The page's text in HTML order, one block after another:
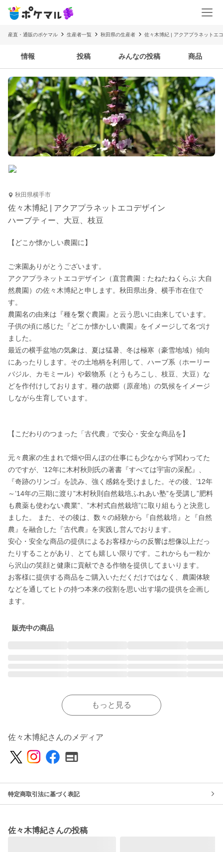
産直・通販のポケマル 生産者一覧 秋田県の生産者 佐々木博紀 | アクアプラネットエ
情報 投稿 みんなの投稿 商品
秋田県横手市
佐々木博紀 | アクアプラネットエコデザイン
ハーブティー、大豆、枝豆
【どこか懐かしい農園に】
ご来園ありがとうございます。
アクアプラネットエコデザイン（直営農園：たねたねくらぶ 大自
然農園）の佐々木博紀と申します。秋田県出身、横手市在住で
す。
農園名の由来は『種を繋ぐ農園』と云う思いに由来しています。
子供の頃に感じた『どこか懐かしい農園』をイメージして名づけ
ました。
最近の横手盆地の気象は、夏は猛暑、冬は極寒（豪雪地域）傾向
にあったりします。その土地柄を利用して、ハーブ系（ホーリー
バジル、カモミール）や穀物系（とうもろこし、枝豆、大豆）な
どを作付けしております。種の故郷（原産地）の気候をイメージ
しながら生育しています。
【こだわりのつまった「古代農」で安心・安全な商品を】
元々農家の生まれで畑や田んぼの仕事にも少なからず関わってた
のですが、’12年に木村秋則氏の著書『すべては宇宙の采配』、
『奇跡のリンゴ』を読み、強く感銘を受けました。その後、’12年
～’14年の三期に渡り”木村秋則自然栽培ふれあい塾”を受講し”肥料
も農薬も使わない農業”、”木村式自然栽培”に取り組もうと決意し
ました。 また、その後は、数々の経験から『自然栽培』と『自然
農』を融合した『古代農』を実践し営んでおります。
安心・安全な商品の提供によるお客様からの反響は想像以上だっ
たりすることがあり、とても嬉しい限りです。これからも一粒か
ら沢山の笑顔と健康に貢献できる作物を提供してまいります。
お客様に提供する商品をご購入いただくだけではなく、農園体験
などを通してヒトの持つ本来の役割を思い出す場の提供を企画し
ます。
販売中の商品
もっと見る
佐々木博紀さんのメディア
特定商取引法に基づく表記
佐々木博紀さんの投稿